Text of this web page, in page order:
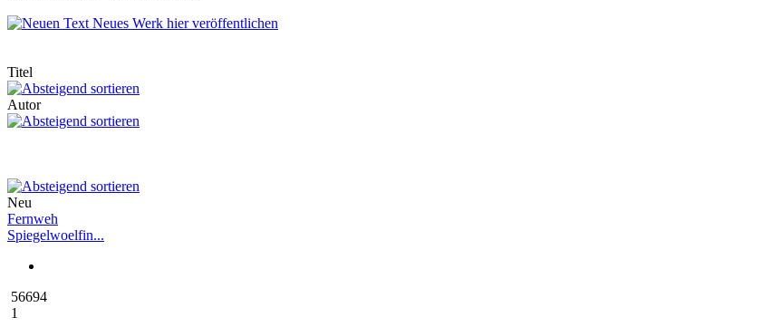
Neues Werk hier veröffentlichen
Titel
Autor
Neu
Fernweh
Spiegelwoelfin...
56694
1